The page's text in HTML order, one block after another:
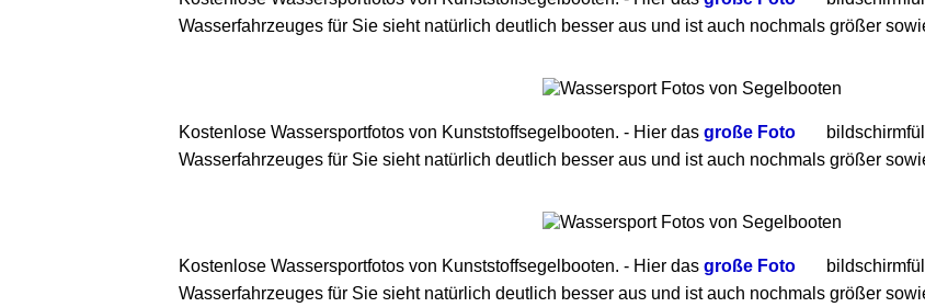
Wasserfahrzeuges für Sie sieht natürlich deutlich besser aus und ist auch nochmals größer
Kostenlose Wassersportfotos von Kunststoffsegelbooten. - Hier das große Foto
Wasserfahrzeuges für Sie sieht natürlich deutlich besser aus und ist auch nochmals größer
Kostenlose Wassersportfotos von Kunststoffsegelbooten. - Hier das große Foto
Wasserfahrzeuges für Sie sieht natürlich deutlich besser aus und ist auch nochmals größer